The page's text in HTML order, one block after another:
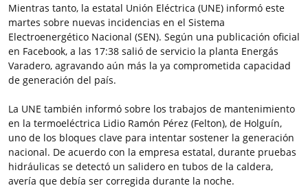
Mientras tanto, la estatal Unión Eléctrica (UNE) informó este
martes sobre nuevas incidencias en el Sistema
Electroenergético Nacional (SEN). Según una publicación oficial
en Facebook, a las 17:38 salió de servicio la planta Energás
Varadero, agravando aún más la ya comprometida capacidad
de generación del país.
La UNE también informó sobre los trabajos de mantenimiento
en la termoeléctrica Lidio Ramón Pérez (Felton), de Holguín,
uno de los bloques clave para intentar sostener la generación
nacional. De acuerdo con la empresa estatal, durante pruebas
hidráulicas se detectó un salidero en tubos de la caldera,
avería que debía ser corregida durante la noche.